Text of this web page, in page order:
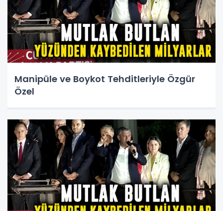
Manipüle ve Boykot Tehditleriyle Özgür
Özel